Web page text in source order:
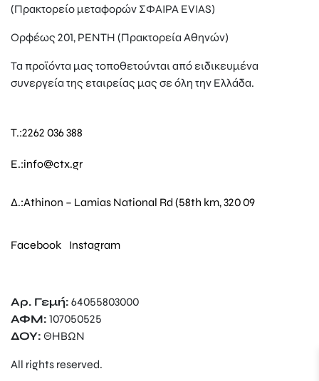
(Πρακτορείο μεταφορών ΣΦΑΙΡΑ EVIAS)
Ορφέως 201, ΡΕΝΤΗ (Πρακτορεία Αθηνών)
Τα προϊόντα μας τοποθετούνται από ειδικευμένα
συνεργεία της εταιρείας μας σε όλη την Ελλάδα.
T.:2262 036 388
E.:info@ctx.gr
Δ.:Athinon – Lamias National Rd (58th km, 320 09
Facebook Instagram
Αρ. Γεμή: 64055803000
ΑΦΜ: 107050525
ΔΟΥ: ΘΗΒΩΝ
All rights reserved.